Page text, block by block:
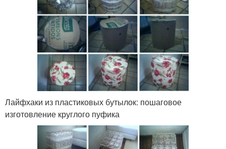
Лайфхаки из пластиковых бутылок: пошаговое
изготовление круглого пуфика